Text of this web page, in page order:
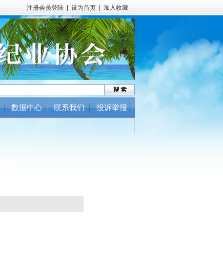
注册会员登陆 设为首页 加入收藏
数据中心 联系我们 投诉举报